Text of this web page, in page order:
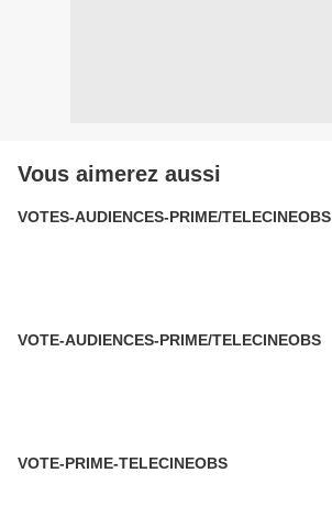
Vous aimerez aussi
VOTES-AUDIENCES-PRIME/TELECINEOBS
VOTE-AUDIENCES-PRIME/TELECINEOBS
VOTE-PRIME-TELECINEOBS